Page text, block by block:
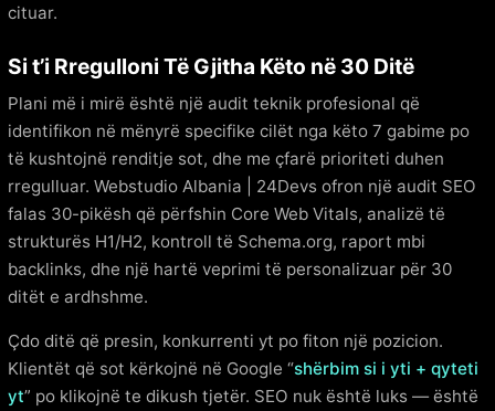
cituar.
Si t’i Rregulloni Të Gjitha Këto në 30 Ditë
Plani më i mirë është një audit teknik profesional që
identifikon në mënyrë specifike cilët nga këto 7 gabime po
të kushtojnë renditje sot, dhe me çfarë prioriteti duhen
rregulluar. Webstudio Albania | 24Devs ofron një audit SEO
falas 30-pikësh që përfshin Core Web Vitals, analizë të
strukturës H1/H2, kontroll të Schema.org, raport mbi
backlinks, dhe një hartë veprimi të personalizuar për 30
ditët e ardhshme.
Çdo ditë që presin, konkurrenti yt po fiton një pozicion.
Klientët që sot kërkojnë në Google “shërbim si i yti + qyteti
yt” po klikojnë te dikush tjetër. SEO nuk është luks — është